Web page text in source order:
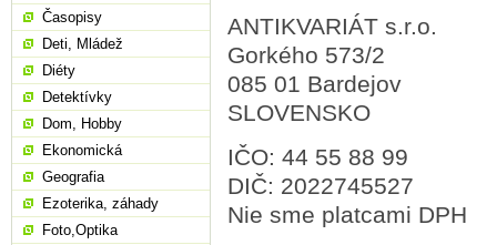
ANTIKVARIÁT s.r.o.
Gorkého 573/2
085 01 Bardejov
SLOVENSKO
IČO: 44 55 88 99
DIČ: 2022745527
Nie sme platcami DPH
Časopisy
Deti, Mládež
Diéty
Detektívky
Dom, Hobby
Ekonomická
Geografia
Ezoterika, záhady
Foto,Optika